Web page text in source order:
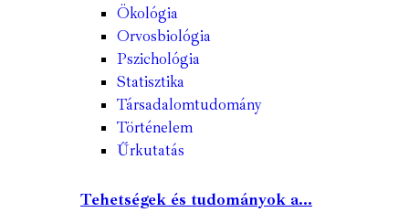
Ökológia
Orvosbiológia
Pszichológia
Statisztika
Társadalomtudomány
Történelem
Űrkutatás
Tehetségek és tudományok a...